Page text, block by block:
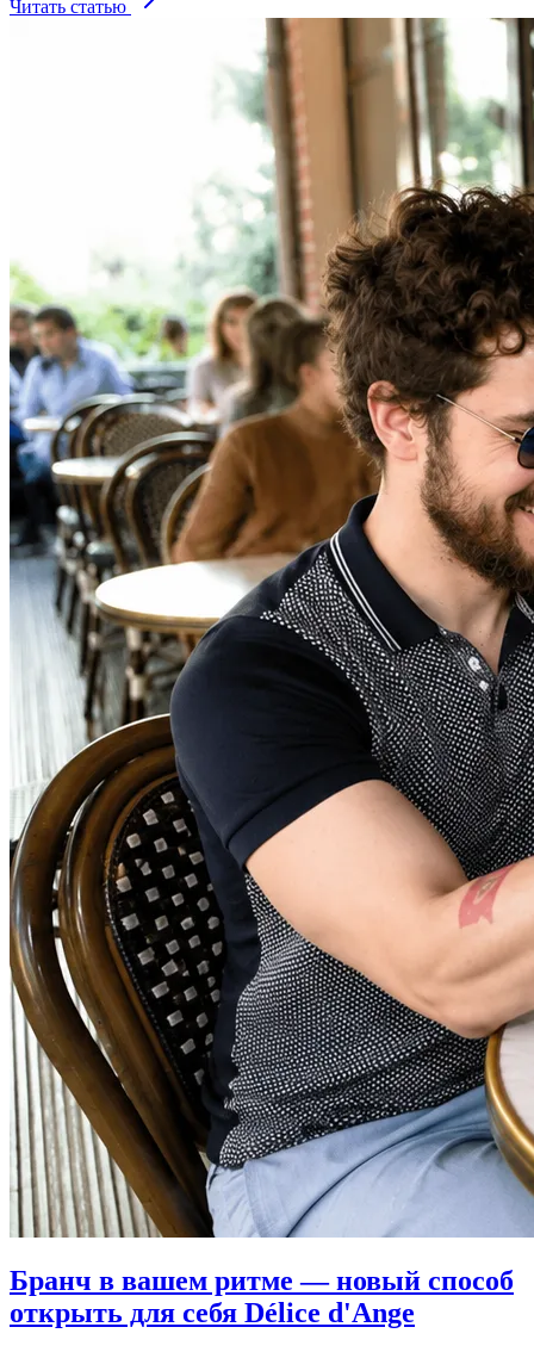
Читать статью
Бранч в вашем ритме — новый способ
открыть для себя Délice d'Ange